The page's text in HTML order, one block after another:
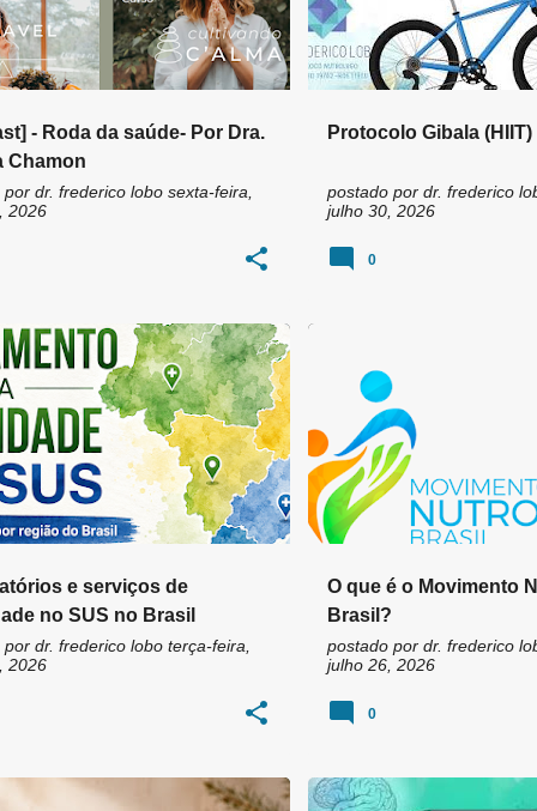
- Roda da saúde- Por Dra.
Chamon
por dr. frederico lobo sexta-feira,
2026
Protocolo Gibala (HIIT)
postado por dr. frederico
julho 30, 2026
0
e serviços de
no SUS no Brasil
por dr. frederico lobo terça-feira,
2026
DE ENDOCRINOLOGIA +7
O que é o Movimento
Brasil?
postado por dr. frederico
julho 26, 2026
0